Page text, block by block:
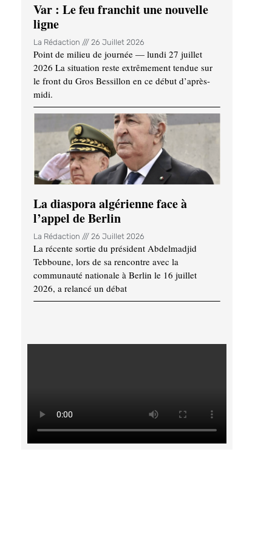
Var : Le feu franchit une nouvelle
ligne
La Rédaction 26 Juillet 2026
Point de milieu de journée — lundi 27 juillet
2026 La situation reste extrêmement tendue sur
le front du Gros Bessillon en ce début d’après-
midi.
La diaspora algérienne face à
l’appel de Berlin
La Rédaction 26 Juillet 2026
La récente sortie du président Abdelmadjid
Tebboune, lors de sa rencontre avec la
communauté nationale à Berlin le 16 juillet
2026, a relancé un débat